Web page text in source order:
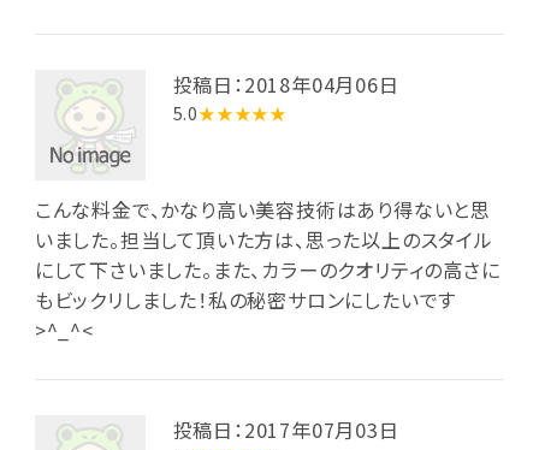
投稿日：2018年04月06日
5.0★★★★★
こんな料金で、かなり高い美容技術はあり得ないと思
いました。担当して頂いた方は、思った以上のスタイル
にして下さいました。また、カラーのクオリティの高さに
もビックリしました！私の秘密サロンにしたいです
>^_^<
投稿日：2017年07月03日